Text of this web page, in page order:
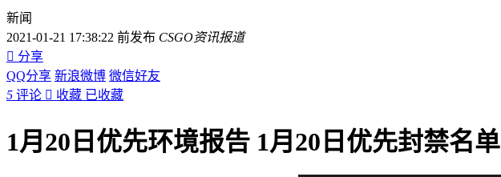
新闻
2021-01-21 17:38:22 前发布 CSGO资讯报道
 分享
QQ分享 新浪微博 微信好友
5 评论  收藏 已收藏
1月20日优先环境报告 1月20日优先封禁名单